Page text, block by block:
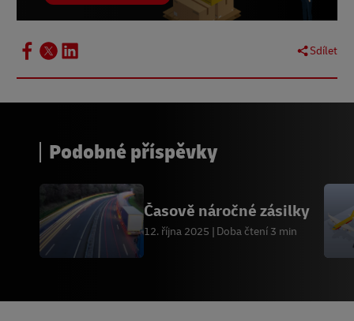
Sdílet
Podobné příspěvky
Časově náročné zásilky
12. října 2025 Doba čtení 3 min